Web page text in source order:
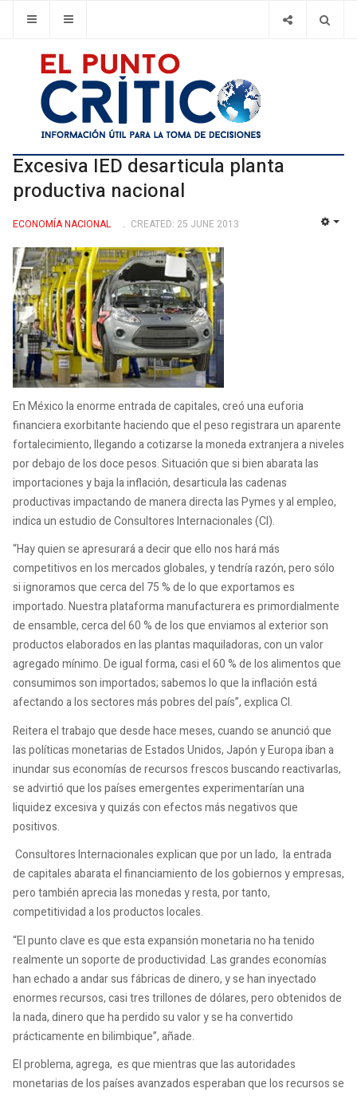
Excesiva IED desarticula planta
productiva nacional
ECONOMÍ­A NACIONAL CREATED: 25 JUNE 2013
En México la enorme entrada de capitales, creó una euforia
financiera exorbitante haciendo que el peso registrara un aparente
fortalecimiento, llegando a cotizarse la moneda extranjera a niveles
por debajo de los doce pesos. Situación que si bien abarata las
importaciones y baja la inflación, desarticula las cadenas
productivas impactando de manera directa las Pymes y al empleo,
indica un estudio de Consultores Internacionales (CI).
“Hay quien se apresurará a decir que ello nos hará más
competitivos en los mercados globales, y tendría razón, pero sólo
si ignoramos que cerca del 75 % de lo que exportamos es
importado. Nuestra plataforma manufacturera es primordialmente
de ensamble, cerca del 60 % de los que enviamos al exterior son
productos elaborados en las plantas maquiladoras, con un valor
agregado mínimo. De igual forma, casi el 60 % de los alimentos que
consumimos son importados; sabemos lo que la inflación está
afectando a los sectores más pobres del país”, explica CI.
Reitera el trabajo que desde hace meses, cuando se anunció que
las políticas monetarias de Estados Unidos, Japón y Europa iban a
inundar sus economías de recursos frescos buscando reactivarlas,
se advirtió que los países emergentes experimentarían una
liquidez excesiva y quizás con efectos más negativos que
positivos.
Consultores Internacionales explican que por un lado, la entrada
de capitales abarata el financiamiento de los gobiernos y empresas,
pero también aprecia las monedas y resta, por tanto,
competitividad a los productos locales.
“El punto clave es que esta expansión monetaria no ha tenido
realmente un soporte de productividad. Las grandes economías
han echado a andar sus fábricas de dinero, y se han inyectado
enormes recursos, casi tres trillones de dólares, pero obtenidos de
la nada, dinero que ha perdido su valor y se ha convertido
prácticamente en bilimbique”, añade.
El problema, agrega, es que mientras que las autoridades
monetarias de los países avanzados esperaban que los recursos se